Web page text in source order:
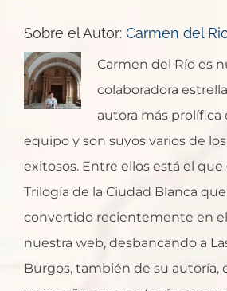
Sobre el Autor: Carmen del
Carmen del Río es
colaboradora
autora más
equipo y son suyos varios de
exitosos. Entre ellos está el que
Trilogía de la Ciudad Blanca
convertido recientemente en
nuestra web, desbancando a
Burgos, también de su autoría,